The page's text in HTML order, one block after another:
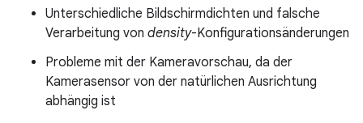
Unterschiedliche Bildschirmdichten und falsche
Verarbeitung von density-Konfigurationsänderungen
Probleme mit der Kameravorschau, da der
Kamerasensor von der natürlichen Ausrichtung
abhängig ist